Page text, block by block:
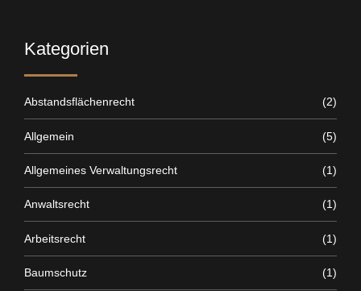
Kategorien
Abstandsflächenrecht (2)
Allgemein (5)
Allgemeines Verwaltungsrecht (1)
Anwaltsrecht (1)
Arbeitsrecht (1)
Baumschutz (1)